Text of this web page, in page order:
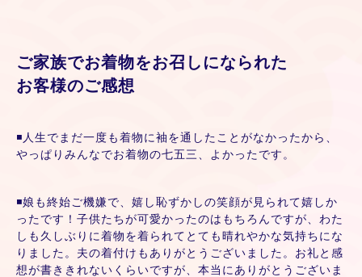
ご家族でお着物をお召しになられた
お客様のご感想
◾️人生でまだ一度も着物に袖を通したことがなかったから、
やっぱりみんなでお着物の七五三、
よかったです。
◾️娘も終始ご機嫌で、嬉し恥ずかしの笑顔が 見られて嬉しか
ったです！ 子供たちが可愛かったのはもちろんですが、 わた
しも久しぶりに着物を着られてとても晴れやかな気持ちにな
りました。 夫の着付けもありがとうございました。 お礼と感
想が書ききれないくらいですが、 本当にありがとうございま